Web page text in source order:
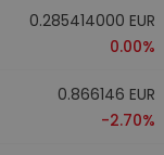
0.285414000 EUR
0.00%
0.866146 EUR
-2.70%